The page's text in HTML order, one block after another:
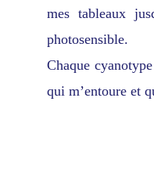
mes tableaux
photosensible.
Chaque
qui m’entoure et